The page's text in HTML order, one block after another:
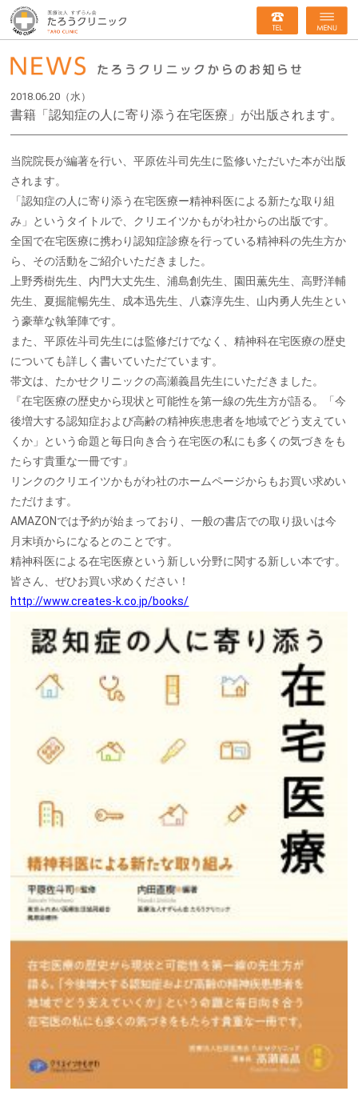
2018.06.20（水）
書籍「認知症の人に寄り添う在宅医療」が出版されます。
当院院長が編著を行い、平原佐斗司先生に監修いただいた本が出版
されます。
「認知症の人に寄り添う在宅医療ー精神科医による新たな取り組
み」というタイトルで、クリエイツかもがわ社からの出版です。
全国で在宅医療に携わり認知症診療を行っている精神科の先生方か
ら、その活動をご紹介いただきました。
上野秀樹先生、内門大丈先生、浦島創先生、園田薫先生、高野洋輔
先生、夏掘龍暢先生、成本迅先生、八森淳先生、山内勇人先生とい
う豪華な執筆陣です。
また、平原佐斗司先生には監修だけでなく、精神科在宅医療の歴史
についても詳しく書いていただています。
帯文は、たかせクリニックの高瀬義昌先生にいただきました。
『在宅医療の歴史から現状と可能性を第一線の先生方が語る。「今
後増大する認知症および高齢の精神疾患患者を地域でどう支えてい
くか」という命題と毎日向き合う在宅医の私にも多くの気づきをも
たらす貴重な一冊です』
リンクのクリエイツかもがわ社のホームページからもお買い求めい
ただけます。
AMAZONでは予約が始まっており、一般の書店での取り扱いは今
月末頃からになるとのことです。
精神科医による在宅医療という新しい分野に関する新しい本です。
皆さん、ぜひお買い求めください！
http://www.creates-k.co.jp/books/